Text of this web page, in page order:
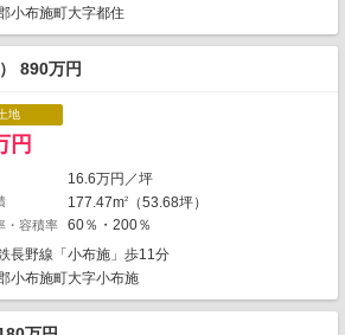
3
小布施町大字都住
890万円
地
円
16.6万円／坪
177.47m2 （53.68坪）
・容積率
60％・200％
長野線「小布施」歩11分
小布施町大字小布施